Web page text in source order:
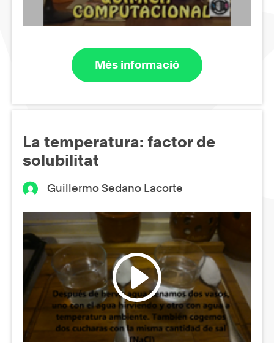
Més informació
La temperatura: factor de
solubilitat
Guillermo Sedano Lacorte